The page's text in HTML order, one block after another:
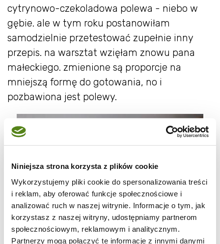
Niniejsza strona korzysta z plików cookie
Wykorzystujemy pliki cookie do spersonalizowania treści
i reklam, aby oferować funkcje społecznościowe i
analizować ruch w naszej witrynie. Informacje o tym, jak
korzystasz z naszej witryny, udostępniamy partnerom
społecznościowym, reklamowym i analitycznym.
Partnerzy mogą połączyć te informacje z innymi danymi
cytrynowo-czekoladowa polewa - niebo w
gębie. ale w tym roku postanowiłam
samodzielnie przetestować zupełnie inny
przepis. na warsztat wzięłam znowu pana
małeckiego. zmienione są proporcje na
mniejszą formę do gotowania, no i
pozbawiona jest polewy.